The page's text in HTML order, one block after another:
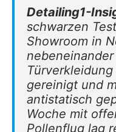
Detailing1-
schwarzen
Showroom in
gereinigt und
antistatisch
Woche mit
Pollenflug lag